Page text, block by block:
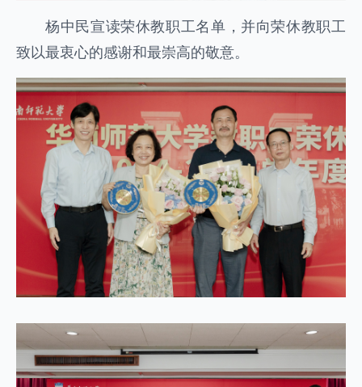
杨中民宣读荣休教职工名单，并向荣休教职工
致以最衷心的感谢和最崇高的敬意。